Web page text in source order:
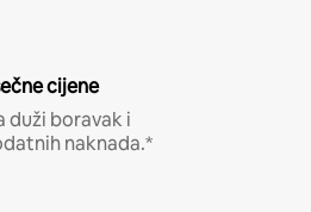
cijene
duži boravak i
naknada.*